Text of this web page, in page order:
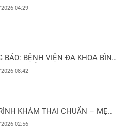
BỆNH VIỆN ĐA KHOA BÌNH THUẬN
04:29
BÁO: BỆNH VIỆN ĐA KHOA BÌNH
SẮP TRIỂN KHAI DỊCH VỤ TIÊM
08:42
KHÁM THAI CHUẨN – MẸ
KHỎE, SINH AN TOÀN
02:56